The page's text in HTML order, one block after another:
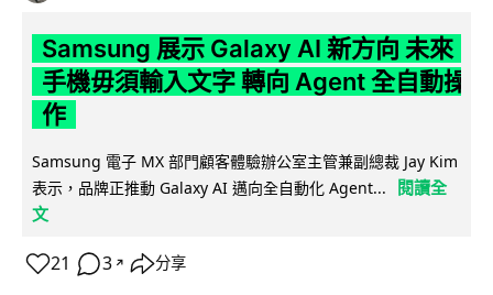
Samsung 展示 Galaxy AI 新方向 未來
手機毋須輸入文字 轉向 Agent 全自動操
作
Samsung 電子 MX 部門顧客體驗辦公室主管兼副總裁 Jay Kim
表示，品牌正推動 Galaxy AI 邁向全自動化 Agent...
閱讀全
文
21 3 ↗ 分享